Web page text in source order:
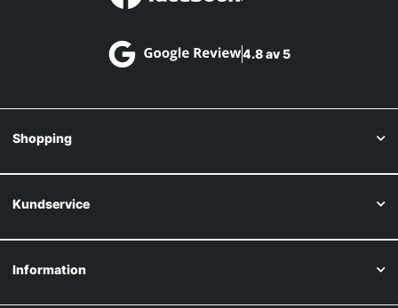
4.8 av 5
Shopping
Kundservice
Information